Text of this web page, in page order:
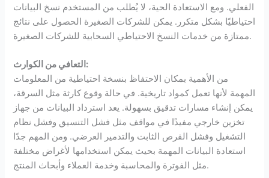
الفعلي. ومع الاستعادة الحية، لا يُطلب من المستخدم نسخ البيانات
احتياطيًا بشكل متكرر. يمكن للشركات الصغيرة الحصول على نتائج
ممتازة من خدمات النسخ الاحتياطي السحابية للشركات الصغيرة.
التعافي من الكوارث:
من الأهمية بمكان الاحتفاظ بنسخة احتياطية من المعلومات
المهمة لأنها تعمل كمواد تاريخية. في حالة وقوع كارثة مثل السرقة،
يمكن إنشاء مسارات تدقيق بسهولة. يعد استرداد البيانات من جهاز
تخزين خارجي مفيدًا في مواقف مثل فشل التنسيق وفشل نظام
التشغيل وفشل القرص الثابت والتدمير العرضي. ومن المهم جدًا
استعادة البيانات المهمة بحيث يمكن استخدامها لأغراض مختلفة
مثل الفوترة والمحاسبة وخدمة العملاء وأبحاث المنتج.